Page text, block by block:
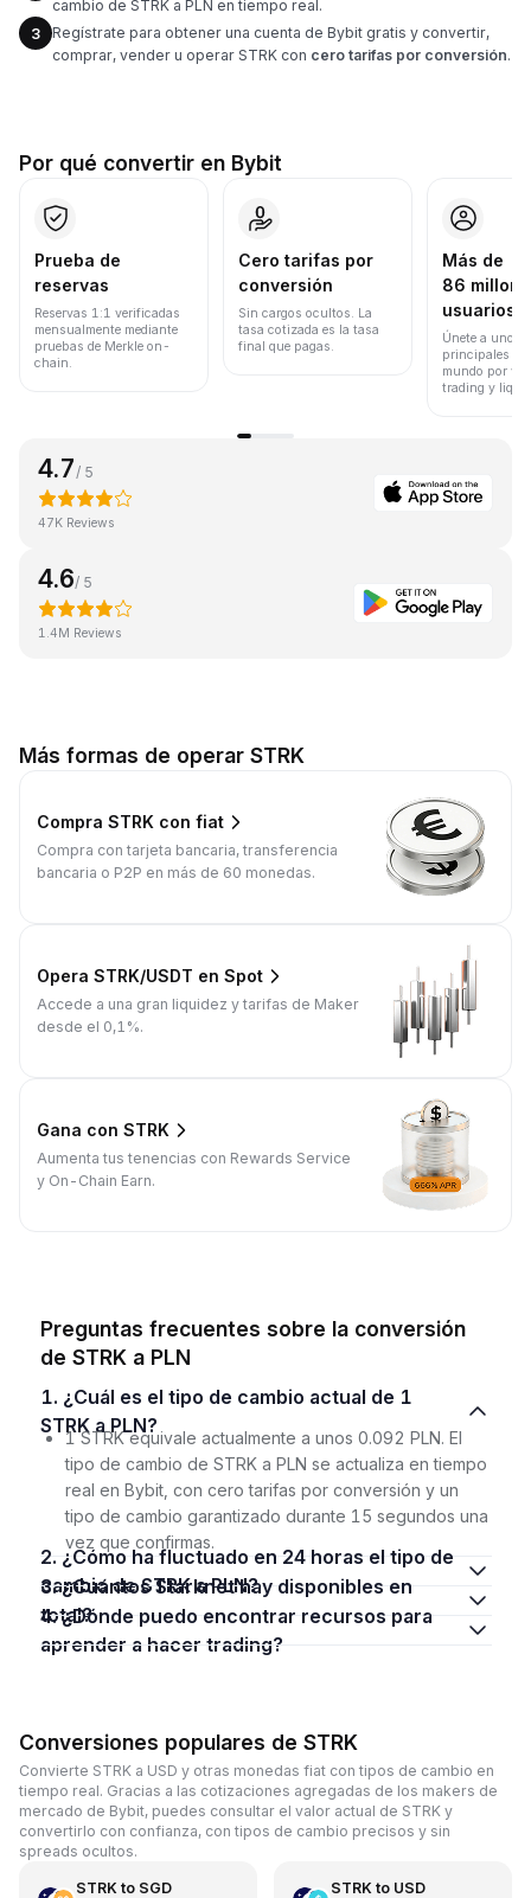
cambio de STRK a PLN en tiempo real.
3
Regístrate para obtener una cuenta de Bybit gratis y convertir,
comprar, vender u operar STRK con cero tarifas por conversión.
Por qué convertir en Bybit
Prueba de
reservas
Reservas 1:1 verificadas
mensualmente mediante
pruebas de Merkle on-
chain.
Cero tarifas por
conversión
Sin cargos ocultos. La
tasa cotizada es la tasa
final que pagas.
Más de
86
usuarios
Únete a uno
principales
mundo por
trading y
4.7 / 5
47K Reviews
4.6/ 5
1.4M Reviews
Más formas de operar STRK
Compra STRK con fiat
Compra con tarjeta bancaria, transferencia
bancaria o P2P en más de 60 monedas.
Opera STRK/USDT en Spot
Accede a una gran liquidez y tarifas de Maker
desde el 0,1%.
Gana con STRK
Aumenta tus tenencias con Rewards Service
y On-Chain Earn.
Preguntas frecuentes sobre la conversión
de STRK a PLN
1. ¿Cuál es el tipo de cambio actual de 1
STRK a PLN?
1 STRK equivale actualmente a unos 0.092 PLN. El
tipo de cambio de STRK a PLN se actualiza en tiempo
real en Bybit, con cero tarifas por conversión y un
tipo de cambio garantizado durante 15 segundos una
vez que confirmas.
2. ¿Cómo ha fluctuado en 24 horas el tipo de
cambio de STRK a PLN?
3. ¿Cuántos Starknet hay disponibles en
total?
4. ¿Dónde puedo encontrar recursos para
aprender a hacer trading?
Conversiones populares de STRK
Convierte STRK a USD y otras monedas fiat con tipos de cambio en
tiempo real. Gracias a las cotizaciones agregadas de los makers de
mercado de Bybit, puedes consultar el valor actual de STRK y
convertirlo con confianza, con tipos de cambio precisos y sin
spreads ocultos.
STRKto SGD STRKto USD